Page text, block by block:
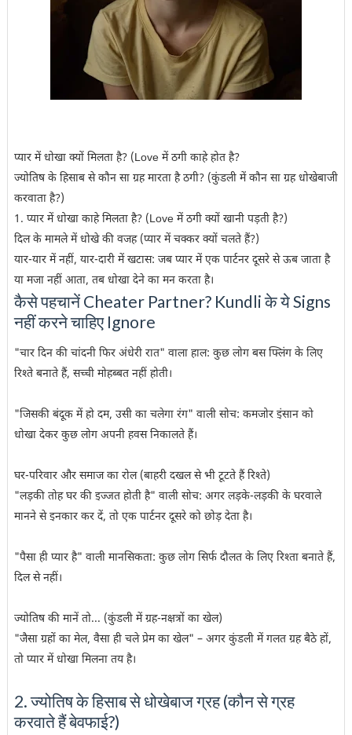
प्यार में धोखा क्यों मिलता है? (Love में ठगी काहे होत है?
ज्योतिष के हिसाब से कौन सा ग्रह मारता है ठगी? (कुंडली में कौन सा ग्रह धोखेबाजी
करवाता है?)
1. प्यार में धोखा काहे मिलता है? (Love में ठगी क्यों खानी पड़ती है?)
दिल के मामले में धोखे की वजह (प्यार में चक्कर क्यों चलते हैं?)
यार-यार में नहीं, यार-दारी में खटास: जब प्यार में एक पार्टनर दूसरे से ऊब जाता है
या मजा नहीं आता, तब धोखा देने का मन करता है।
कैसे पहचानें Cheater Partner? Kundli के ये Signs
नहीं करने चाहिए Ignore
"चार दिन की चांदनी फिर अंधेरी रात" वाला हाल: कुछ लोग बस फ्लिंग के लिए
रिश्ते बनाते हैं, सच्ची मोहब्बत नहीं होती।
"जिसकी बंदूक में हो दम, उसी का चलेगा रंग" वाली सोच: कमजोर इंसान को
धोखा देकर कुछ लोग अपनी हवस निकालते हैं।
घर-परिवार और समाज का रोल (बाहरी दखल से भी टूटते हैं रिश्ते)
"लड़की तोह घर की इज्जत होती है" वाली सोच: अगर लड़के-लड़की के घरवाले
मानने से इनकार कर दें, तो एक पार्टनर दूसरे को छोड़ देता है।
"पैसा ही प्यार है" वाली मानसिकता: कुछ लोग सिर्फ दौलत के लिए रिश्ता बनाते हैं,
दिल से नहीं।
ज्योतिष की मानें तो... (कुंडली में ग्रह-नक्षत्रों का खेल)
"जैसा ग्रहों का मेल, वैसा ही चले प्रेम का खेल" – अगर कुंडली में गलत ग्रह बैठे हों,
तो प्यार में धोखा मिलना तय है।
2. ज्योतिष के हिसाब से धोखेबाज ग्रह (कौन से ग्रह
करवाते हैं बेवफाई?)